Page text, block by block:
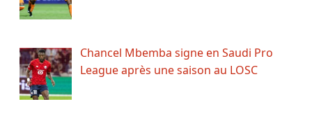
Chancel Mbemba signe en Saudi Pro
League après une saison au LOSC